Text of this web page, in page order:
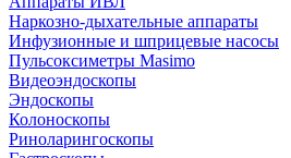
Наркозно-дыхательные аппараты
Инфузионные и шприцевые насосы
Пульсоксиметры Masimo
Видеоэндоскопы
Эндоскопы
Колоноскопы
Риноларингоскопы